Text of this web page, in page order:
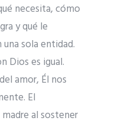
necesita, cómo
y qué le
sola entidad.
Dios es igual.
amor, Él nos
El
al sostener